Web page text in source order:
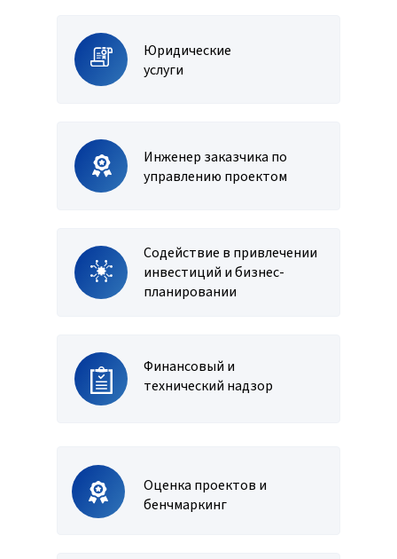
Инженер заказчика по
управлению проектом
Юридические
услуги
Содействие в привлечении
инвестиций и бизнес-
планировании
Финансовый и
технический надзор
Оценка проектов и
бенчмаркинг